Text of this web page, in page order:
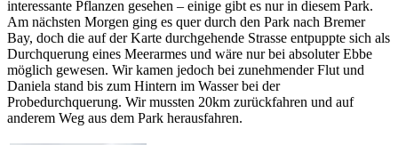
interessante Pflanzen gesehen – einige gibt es nur in diesem Park.
Am nächsten Morgen ging es quer durch den Park nach Bremer
Bay, doch die auf der Karte durchgehende Strasse entpuppte sich als
Durchquerung eines Meerarmes und wäre nur bei absoluter Ebbe
möglich gewesen. Wir kamen jedoch bei zunehmender Flut und
Daniela stand bis zum Hintern im Wasser bei der
Probedurchquerung. Wir mussten 20km zurückfahren und auf
anderem Weg aus dem Park herausfahren.